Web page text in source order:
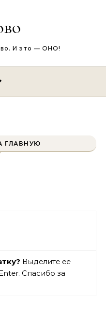
И это — ОНО!
ГЛАВНУЮ
Выделите ее
Спасибо за